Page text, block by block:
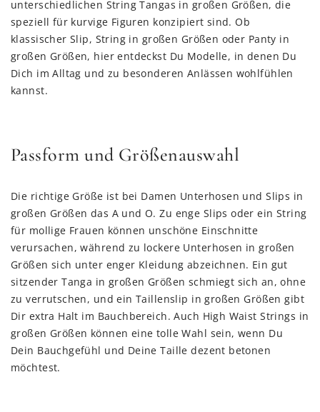
unterschiedlichen String Tangas in großen Größen, die
speziell für kurvige Figuren konzipiert sind. Ob
klassischer Slip, String in großen Größen oder Panty in
großen Größen, hier entdeckst Du Modelle, in denen Du
Dich im Alltag und zu besonderen Anlässen wohlfühlen
kannst.
Passform und Größenauswahl
Die richtige Größe ist bei Damen Unterhosen und Slips in
großen Größen das A und O. Zu enge Slips oder ein String
für mollige Frauen können unschöne Einschnitte
verursachen, während zu lockere Unterhosen in großen
Größen sich unter enger Kleidung abzeichnen. Ein gut
sitzender Tanga in großen Größen schmiegt sich an, ohne
zu verrutschen, und ein Taillenslip in großen Größen gibt
Dir extra Halt im Bauchbereich. Auch High Waist Strings in
großen Größen können eine tolle Wahl sein, wenn Du
Dein Bauchgefühl und Deine Taille dezent betonen
möchtest.